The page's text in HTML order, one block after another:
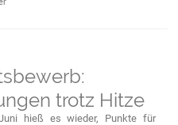
trotz Hitze
hieß es wieder, Punkte für